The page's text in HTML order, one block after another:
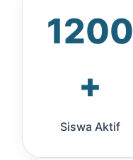
1200
+
Siswa Aktif